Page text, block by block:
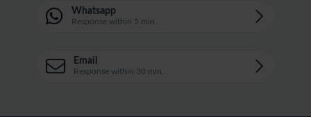
Whatsapp
Response within 5 min.
Email
Response within 30 min.